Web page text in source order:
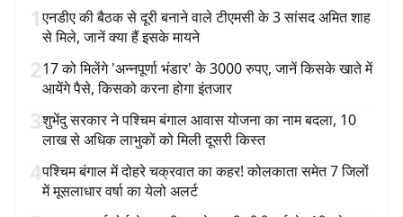
1एनडीए की बैठक से दूरी बनाने वाले टीएमसी के 3 सांसद अमित शाह
से मिले, जानें क्या हैं इसके मायने
217 को मिलेंगे 'अन्नपूर्णा भंडार' के 3000 रुपए, जानें किसके खाते में
आयेंगे पैसे, किसको करना होगा इंतजार
3शुभेंदु सरकार ने पश्चिम बंगाल आवास योजना का नाम बदला, 10
लाख से अधिक लाभुकों को मिली दूसरी किस्त
4पश्चिम बंगाल में दोहरे चक्रवात का कहर! कोलकाता समेत 7 जिलों
में मूसलाधार वर्षा का येलो अलर्ट